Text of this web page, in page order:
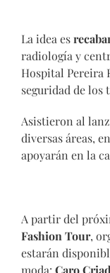
La idea es
radiología y
Hospital Pereira
seguridad de los
Asistieron al
diversas áreas,
apoyarán en la
A partir del
Fashion Tour,
estarán
moda: Caro